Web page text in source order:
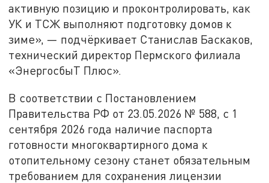
активную позицию и проконтролировать, как
УК и ТСЖ выполняют подготовку домов к
зиме», — подчёркивает Станислав Баскаков,
технический директор Пермского филиала
«ЭнергосбыТ Плюс».
В соответствии с Постановлением
Правительства РФ от 23.05.2026 № 588, с 1
сентября 2026 года наличие паспорта
готовности многоквартирного дома к
отопительному сезону станет обязательным
требованием для сохранения лицензии